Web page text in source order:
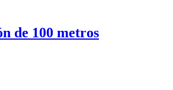
de 100 metros